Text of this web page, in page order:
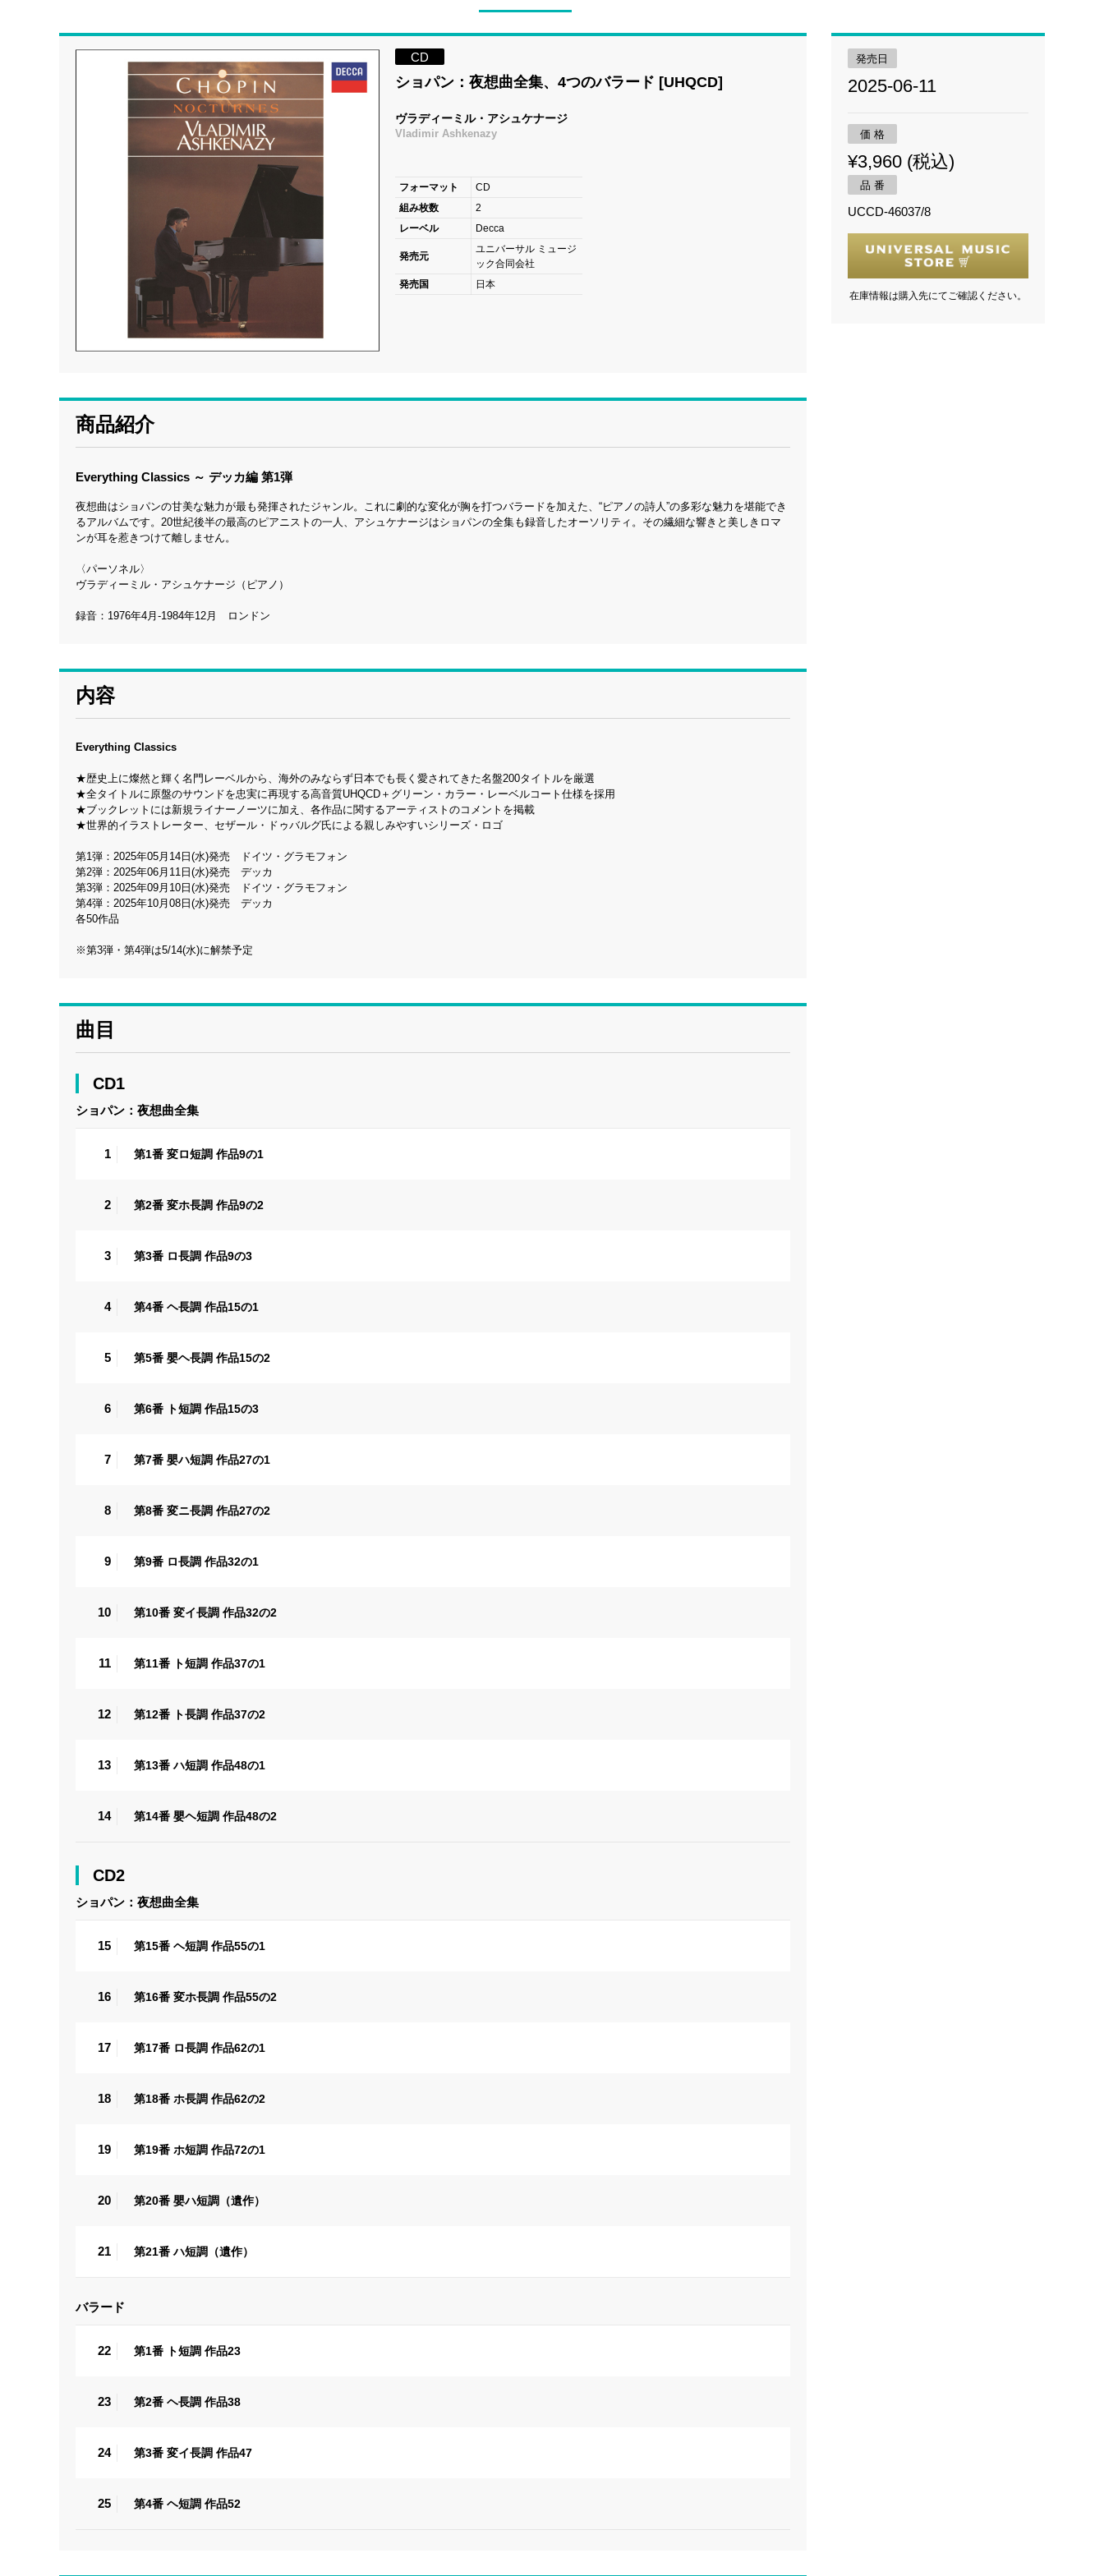
CD
ショパン：夜想曲全集、4つのバラード [UHQCD]
ヴラディーミル・アシュケナージ
Vladimir Ashkenazy
フォーマット
CD
組み枚数
2
レーベル
Decca
発売元
ユニバーサル ミュージ
ック合同会社
発売国
日本
商品紹介
Everything Classics ～ デッカ編 第1弾
夜想曲はショパンの甘美な魅力が最も発揮されたジャンル。これに劇的な変化が胸を打つバラードを加えた、“ピアノの詩人”の多彩な魅力を堪能でき
るアルバムです。20世紀後半の最高のピアニストの一人、アシュケナージはショパンの全集も録音したオーソリティ。その繊細な響きと美しきロマ
ンが耳を惹きつけて離しません。
〈パーソネル〉
ヴラディーミル・アシュケナージ（ピアノ）
録音：1976年4月-1984年12月 ロンドン
内容
Everything Classics
★歴史上に燦然と輝く名門レーベルから、海外のみならず日本でも長く愛されてきた名盤200タイトルを厳選
★全タイトルに原盤のサウンドを忠実に再現する高音質UHQCD＋グリーン・カラー・レーベルコート仕様を採用
★ブックレットには新規ライナーノーツに加え、各作品に関するアーティストのコメントを掲載
★世界的イラストレーター、セザール・ドゥバルグ氏による親しみやすいシリーズ・ロゴ
第1弾：2025年05月14日(水)発売 ドイツ・グラモフォン
第2弾：2025年06月11日(水)発売 デッカ
第3弾：2025年09月10日(水)発売 ドイツ・グラモフォン
第4弾：2025年10月08日(水)発売 デッカ
各50作品
※第3弾・第4弾は5/14(水)に解禁予定
曲目
CD1
ショパン：夜想曲全集
1 第1番 変ロ短調 作品9の1
2 第2番 変ホ長調 作品9の2
3 第3番 ロ長調 作品9の3
4 第4番 ヘ長調 作品15の1
5 第5番 嬰ヘ長調 作品15の2
6 第6番 ト短調 作品15の3
7 第7番 嬰ハ短調 作品27の1
8 第8番 変ニ長調 作品27の2
9 第9番 ロ長調 作品32の1
10 第10番 変イ長調 作品32の2
11 第11番 ト短調 作品37の1
12 第12番 ト長調 作品37の2
13 第13番 ハ短調 作品48の1
14 第14番 嬰ヘ短調 作品48の2
CD2
ショパン：夜想曲全集
15 第15番 ヘ短調 作品55の1
16 第16番 変ホ長調 作品55の2
17 第17番 ロ長調 作品62の1
18 第18番 ホ長調 作品62の2
19 第19番 ホ短調 作品72の1
20 第20番 嬰ハ短調（遺作）
21 第21番 ハ短調（遺作）
バラード
22 第1番 ト短調 作品23
23 第2番 ヘ長調 作品38
24 第3番 変イ長調 作品47
25 第4番 ヘ短調 作品52
発売日
2025-06-11
価 格
¥3,960 (税込)
品 番
UCCD-46037/8
在庫情報は購入先にてご確認ください。